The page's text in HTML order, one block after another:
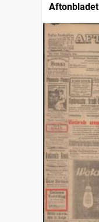
Aftonbladet